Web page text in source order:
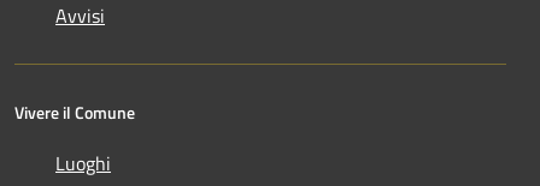
Avvisi
Vivere il Comune
Luoghi